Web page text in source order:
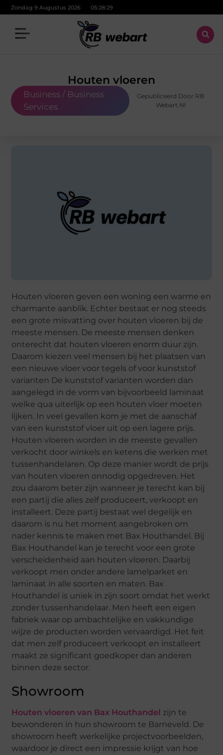
Zondag 9 Augustus 2026 05:28:31
Houten vloeren
Business / Business
Services
Gepubliceerd Door RB
Webart.nl
Houten vloeren geven een woning een warme en
charmante aanblik. Echter bestaat er nog steeds
een grote misvatting over houten vloeren bij de
meeste mensen. De meeste mensen denken
onterecht dat houten vloeren enorm duur zijn.
Daarom kiezen veel mensen bij het plaatsen van
een nieuwe vloer voor tegels of voor kunststof
varianten De kunststof varianten worden dan
aangelegd in de vorm van bijvoorbeeld laminaat
welke qua uiterlijk op een houten vloer moeten
lijken. In veel gevallen kom je met de aanschaf
van een kunststof vloer uit op een lagere prijs.
Houten vloeren worden in de meeste gevallen
verkocht door winkels en ketens die werken met
tussenhandelaren. Op deze manier wordt de prijs
van houten vloeren onnodig opgedreven. Het
zou daarom beter zijn wanneer je terecht kan bij
een partij die alles zelf produceert, verkoopt en
installeert. Deze partij bestaat wel degelijk en
daarom is nu het moment aangebroken om
nader kennis te maken met Bax Houthandel. Bij
Bax Houthandel kan je terecht voor een grote
verscheidenheid aan houten vloeren. Daarbij
verkoopt men onder andere lamelparket en
laminaat in alle soorten en maten. Bax
Houthandel is uniek in zijn soort omdat het werkt
zonder tussenhandelaar. Men heeft een eigen
fabriek waar op ambachtelijke en vakkundige
wijze de producten worden vervaardigd. Het feit
dat men zelf produceert verkoopt en installeert
maakt ze significant goedkoper dan anderen
binnen deze sector.
Showroom
Houten vloeren van Bax Houthandel zijn te
bewonderen in hun showroom te Barneveld. De
showroom heeft werkelijke projectvoorbeelden,
waardoor je direct een impressie krijgt van hoe